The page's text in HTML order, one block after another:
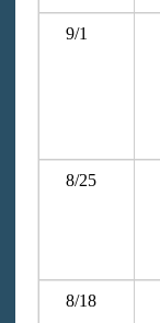
9/1
8/25
8/18